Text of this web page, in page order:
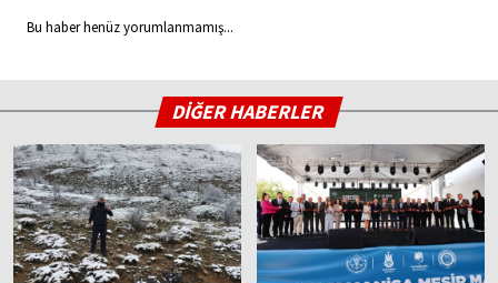
Bu haber henüz yorumlanmamış...
DİĞER HABERLER